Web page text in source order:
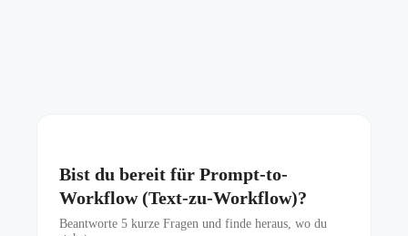
Bist du bereit für Prompt-to-
Workflow (Text-zu-Workflow)?
Beantworte 5 kurze Fragen und finde heraus, wo du